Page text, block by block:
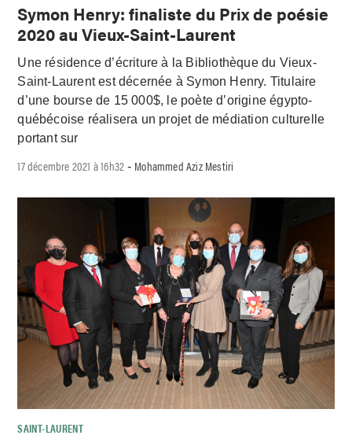
Symon Henry: finaliste du Prix de poésie
2020 au Vieux-Saint-Laurent
Une résidence d’écriture à la Bibliothèque du Vieux-
Saint-Laurent est décernée à Symon Henry. Titulaire
d’une bourse de 15 000$, le poète d’origine égypto-
québécoise réalisera un projet de médiation culturelle
portant sur
17 décembre 2021 à 16h32 - Mohammed Aziz Mestiri
SAINT-LAURENT